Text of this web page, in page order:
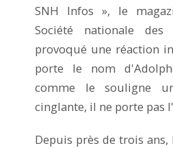
SNH Infos », le
Société nationale des
provoqué une réaction
porte le nom
comme le souligne
cinglante, il ne porte pas
Depuis près de trois